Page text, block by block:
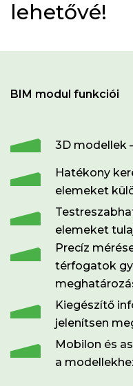
lehetővé!
BIM modul funkciói
3D modellek
Hatékony
elemeket
elemeket
Precíz
térfogatok
Kiegészítő
jelenítsen
Mobilon és
a